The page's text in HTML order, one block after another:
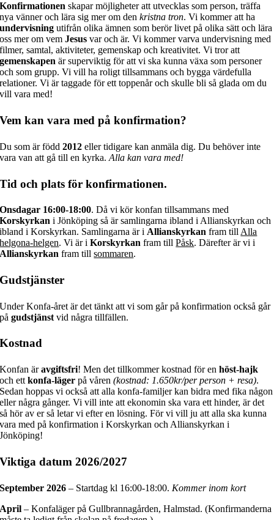
Konfirmationen skapar möjligheter att utvecklas som person, träffa
nya vänner och lära sig mer om denkristna tron. Vi kommer att ha
undervisning utifrån olika ämnen som berör livet på olika sätt och lära
oss mer om vemJesus var och är. Vi kommer varva undervisning med
filmer, samtal, aktiviteter, gemenskap och kreativitet. Vi tror att
gemenskapen är superviktig för att vi ska kunna växa som personer
och som grupp. Vi vill ha roligt tillsammans och bygga värdefulla
relationer. Vi är taggade för ett toppenår och skulle bli så glada om du
vill vara med!
Vem kan vara med på konfirmation?
Du som är född2012 eller tidigare kan anmäla dig. Du behöver inte
vara van att gå till en kyrka.Alla kan vara med!
Tid och plats för konfirmationen.
Onsdagar 16:00-18:00. Då vi kör konfan tillsammans med
Korskyrkan i Jönköping så är samlingarna ibland i Allianskyrkan och
ibland i Korskyrkan. Samlingarna är i Allianskyrkan fram till Alla
helgona-helgen. Vi är iKorskyrkan fram tillPåsk. Därefter är vi i
Allianskyrkan fram tillsommaren.
Gudstjänster
Under Konfa-året är det tänkt att vi som går på konfirmation också går
pågudstjänst vid några tillfällen.
Kostnad
Konfan äravgiftsfri! Men det tillkommer kostnad för enhöst-hajk
och ettkonfa-lägerpå våren(kostnad: 1.650kr/per person + resa).
Sedan hoppas vi också att alla konfa-familjer kan bidra med fika någon
eller några gånger. Vi vill inte att ekonomin ska vara ett hinder, är det
så hör av er så letar vi efter en lösning. För vi vill ju att alla ska kunna
vara med på konfirmation i Korskyrkan och Allianskyrkan i
Jönköping!
Viktiga datum 2026/2027
September 2026 – Startdag kl 16:00-18:00. Kommer inom kort
April – Konfaläger på Gullbrannagården, Halmstad. (Konfirmanderna